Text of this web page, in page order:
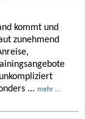
kommt und
zunehmend
... mehr ...